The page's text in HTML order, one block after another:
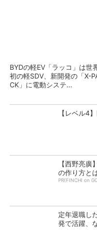
BYDの軽EV「ラッコ」は世
初の軽SDV、新開発の「X-
CK」に電動システ...
【レベル4
【西野亮
の作り方と
PR(FINCHI on
定年退職し
発で活躍、